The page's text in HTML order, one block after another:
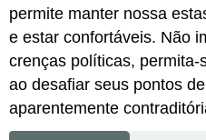
permite manter nossa
e estar confortáveis. Não
crenças políticas,
ao desafiar seus pontos
aparentemente